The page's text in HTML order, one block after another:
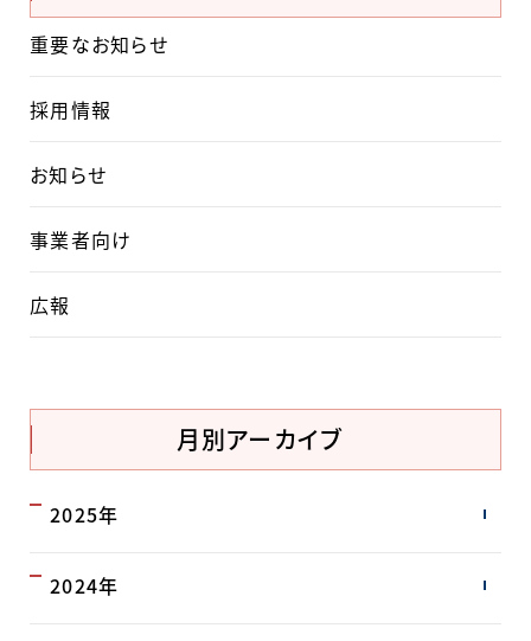
重要なお知らせ
採用情報
お知らせ
事業者向け
広報
月別アーカイブ
2025年
2024年